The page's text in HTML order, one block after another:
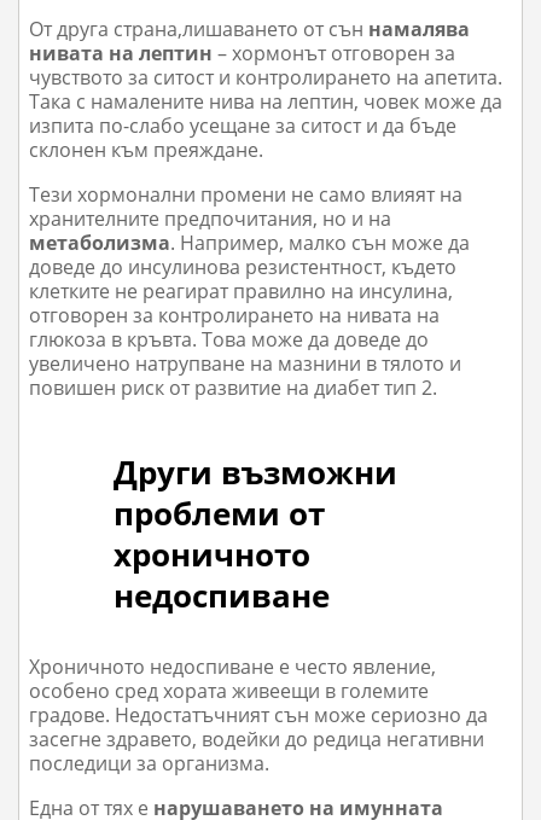
От друга страна,лишаването от сън намалява
нивата на лептин – хормонът отговорен за
чувството за ситост и контролирането на апетита.
Така с намалените нива на лептин, човек може да
изпита по-слабо усещане за ситост и да бъде
склонен към преяждане.
Тези хормонални промени не само влияят на
хранителните предпочитания, но и на
метаболизма. Например, малко сън може да
доведе до инсулинова резистентност, където
клетките не реагират правилно на инсулина,
отговорен за контролирането на нивата на
глюкоза в кръвта. Това може да доведе до
увеличено натрупване на мазнини в тялото и
повишен риск от развитие на диабет тип 2.
Други възможни
проблеми от
хроничното
недоспиване
Хроничното недоспиване е често явление,
особено сред хората живеещи в големите
градове. Недостатъчният сън може сериозно да
засегне здравето, водейки до редица негативни
последици за организма.
Една от тях е нарушаването на имунната